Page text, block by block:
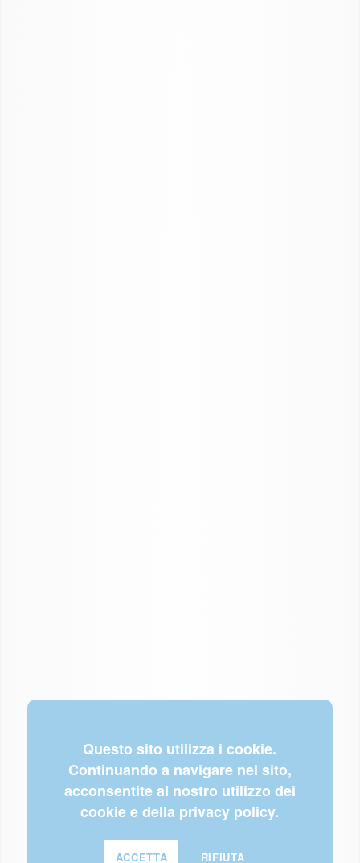
Questo sito utilizza i cookie.
Continuando a navigare nel sito,
acconsentite al nostro utilizzo dei
cookie e della privacy policy.
ACCETTA RIFIUTA